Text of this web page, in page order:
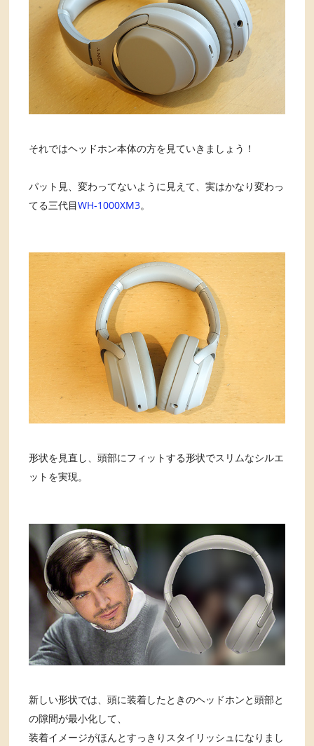
それではヘッドホン本体の方を見ていきましょう！
パット見、変わってないように見えて、実はかなり変わっ
てる三代目WH-1000XM3。
形状を見直し、頭部にフィットする形状でスリムなシルエ
ットを実現。
新しい形状では、頭に装着したときのヘッドホンと頭部と
の隙間が最小化して、
装着イメージがほんとすっきりスタイリッシュになりまし